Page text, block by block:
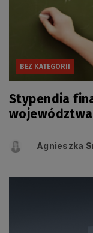
BEZ KATEGORII
Stypendia
Agnieszka